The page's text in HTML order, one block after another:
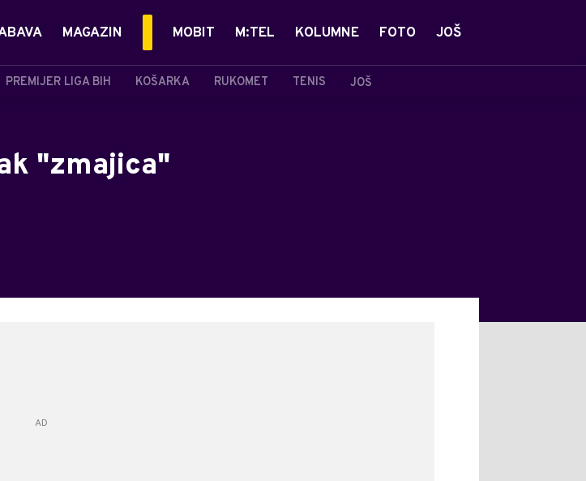
PREMIJER LIGA BIH KOŠARKA RUKOMET TENIS JOŠ
MAGAZIN MOBIT M:TEL KOLUMNE FOTO JOŠ
"zmajica"